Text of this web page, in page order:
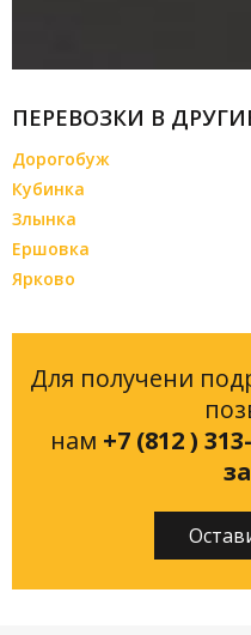
ПЕРЕВОЗКИ В
Дорогобуж
Кубинка
Злынка
Ершовка
Ярково
Для получени
нам +7 (812 )